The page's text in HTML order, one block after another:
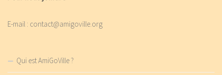
E-mail : contact@amigoville.org
Qui est AmiGoVille ?